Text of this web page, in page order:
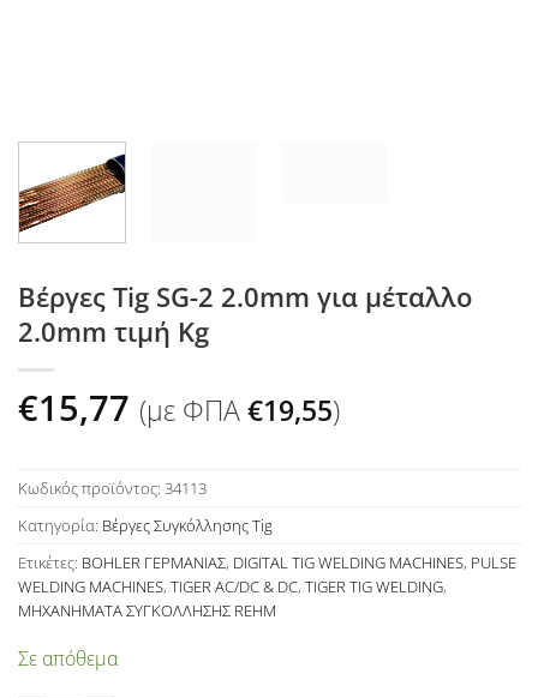
Βέργες Tig SG-2 2.0mm για μέταλλο
2.0mm τιμή Kg
€15,77 (με ΦΠΑ€19,55)
Κωδικός προϊόντος: 34113
Κατηγορία: Βέργες Συγκόλλησης Tig
Ετικέτες: BOHLER ΓΕΡΜΑΝΙΑΣ, DIGITAL TIG WELDING MACHINES, PULSE
WELDING MACHINES, TIGER AC/DC & DC, TIGER TIG WELDING,
ΜΗΧΑΝΗΜΑΤΑ ΣΥΓΚΟΛΛΗΣΗΣ REHM
Σε απόθεμα